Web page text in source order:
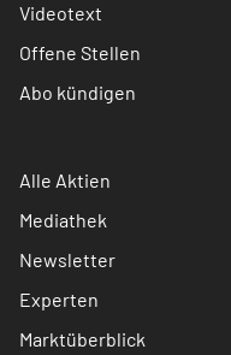
Videotext
Offene Stellen
Abo kündigen
Alle Aktien
Mediathek
Newsletter
Experten
Marktüberblick